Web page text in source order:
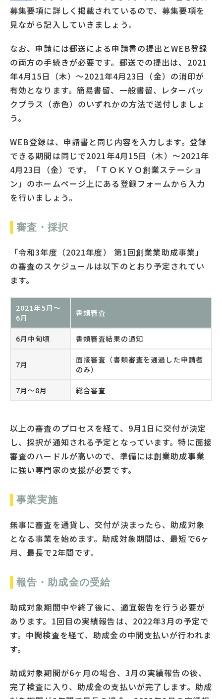
募集要項に詳しく掲載されているので、募集要項を
見ながら記入していきましょう。
なお、申請には郵送による申請書の提出とWEB登録
の両方の手続きが必要です。郵送での提出は、2021
年4月15日（木）～2021年4月23日（金）の消印が
有効となります。簡易書留、一般書留、レターパッ
クプラス（赤色）のいずれかの方法で送付しましょ
う。
WEB登録は、申請書と同じ内容を入力します。登録
できる期間は同じで2021年4月15日（木）～2021年
4月23日（金）です。「ＴＯＫＹＯ創業ステーショ
ン」のホームページ上にある登録フォームから入力
を行いましょう。
審査・採択
「令和3年度（2021年度） 第1回創業業助成事業」
の審査のスケジュールは以下のとおり予定されてい
ます。
2021年5月～
6月
書類審査
6月中旬頃 書類審査結果の通知
7月
面接審査（書類審査を通過した申請者
のみ）
7月～8月 総合審査
以上の審査のプロセスを経て、9月1日に交付が決定
し、採択が通知される予定となっています。特に面接
審査のハードルが高いので、準備には創業助成事業
に強い専門家の支援が必要です。
事業実施
無事に審査を通貨し、交付が決まったら、助成対象
となる事業を始めます。助成対象期間は、最短で6ヶ
月、最長で2年間です。
報告・助成金の受給
助成対象期間中や終了後に、適宜報告を行う必要が
あります。1回目の実績報告は、2022年3月の予定で
す。中間検査を経て、助成金の中間支払いが行われま
す。
助成対象期間が6ヶ月の場合、3月の実績報告の後、
完了検査に入り、助成金の支払いが完了します。助成